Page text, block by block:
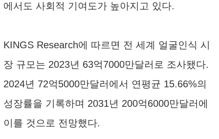
에서도 사회적 기여도가 높아지고 있다.
KINGS Research에 따르면 전 세계 얼굴인식 시
장 규모는 2023년 63억7000만달러로 조사됐다.
2024년 72억5000만달러에서 연평균 15.66%의
성장률을 기록하며 2031년 200억6000만달러에
이를 것으로 전망했다.